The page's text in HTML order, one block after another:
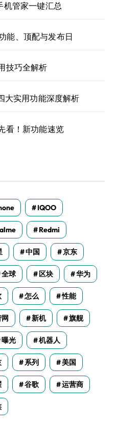
机管家一键汇总
能、顶配与发布日
技巧全解析
大实用功能深度解析
看！新功能速览
IQOO
Redmi
中国 京东
全球 区块 华为
怎么 性能
新机 旗舰
曝光 机器人
系列 美国
谷歌 运营商